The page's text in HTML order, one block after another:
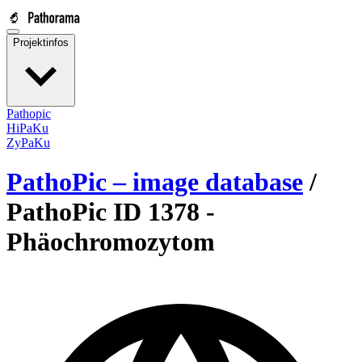
Projektinfos
Pathopic
HiPaKu
ZyPaKu
PathoPic – image database /
PathoPic ID 1378 -
Phäochromozytom